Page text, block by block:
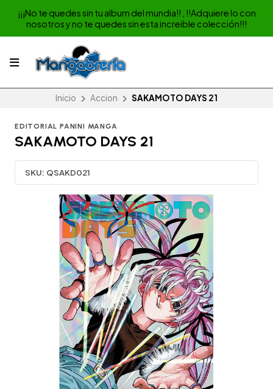
¡¡¡No te quedes sin tu album del mundia!! , !!Adquiere lo con
nosotros y no te quedes sin esta increible colección!!!
Inicio Accion SAKAMOTO DAYS 21
EDITORIAL PANINI MANGA
SAKAMOTO DAYS 21
SKU: QSAKD021